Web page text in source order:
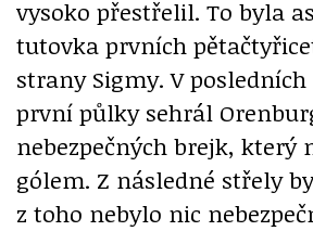
vysoko přestřelil. To byla
tutovka prvních
strany Sigmy. V
první půlky sehrál
nebezpečných brejk, který
gólem. Z následné střely
z toho nebylo nic